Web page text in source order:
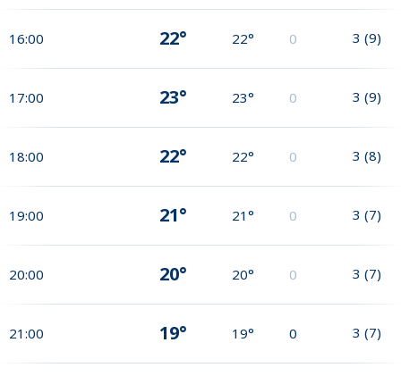
16:00 22° 22° 0 3 (9)
17:00 23° 23° 0 3 (9)
18:00 22° 22° 0 3 (8)
19:00 21° 21° 0 3 (7)
20:00 20° 20° 0 3 (7)
21:00 19° 19° 0 3 (7)